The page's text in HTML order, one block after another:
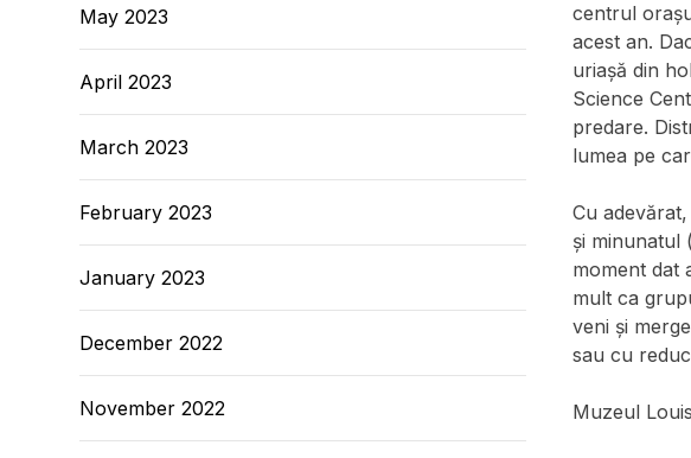
centrul
acest an.
uriașă din
Science
predare.
lumea pe
Cu
și minunatul
moment dat
mult ca
veni și
sau cu
Muzeul
May 2023
April 2023
March 2023
February 2023
January 2023
December 2022
November 2022